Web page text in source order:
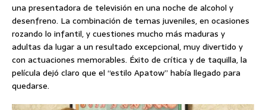
una presentadora de televisión en una noche de alcohol y
desenfreno. La combinación de temas juveniles, en ocasiones
rozando lo infantil, y cuestiones mucho más maduras y
adultas da lugar a un resultado excepcional, muy divertido y
con actuaciones memorables. Éxito de crítica y de taquilla, la
película dejó claro que el “estilo Apatow” había llegado para
quedarse.